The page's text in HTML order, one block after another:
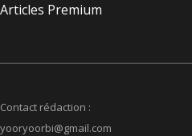
Articles Premium
Contact rédaction :
yooryoorbi@gmail.com